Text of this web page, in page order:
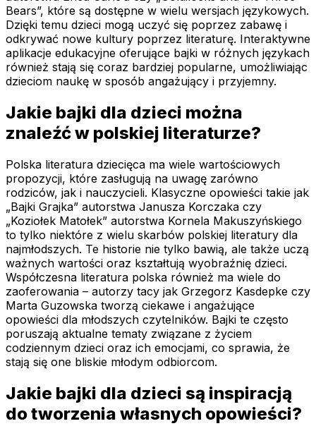
Bears”, które są dostępne w wielu wersjach językowych.
Dzięki temu dzieci mogą uczyć się poprzez zabawę i
odkrywać nowe kultury poprzez literaturę. Interaktywne
aplikacje edukacyjne oferujące bajki w różnych językach
również stają się coraz bardziej popularne, umożliwiając
dzieciom naukę w sposób angażujący i przyjemny.
Jakie bajki dla dzieci można
znaleźć w polskiej literaturze?
Polska literatura dziecięca ma wiele wartościowych
propozycji, które zasługują na uwagę zarówno
rodziców, jak i nauczycieli. Klasyczne opowieści takie jak
„Bajki Grajka” autorstwa Janusza Korczaka czy
„Koziołek Matołek” autorstwa Kornela Makuszyńskiego
to tylko niektóre z wielu skarbów polskiej literatury dla
najmłodszych. Te historie nie tylko bawią, ale także uczą
ważnych wartości oraz kształtują wyobraźnię dzieci.
Współczesna literatura polska również ma wiele do
zaoferowania – autorzy tacy jak Grzegorz Kasdepke czy
Marta Guzowska tworzą ciekawe i angażujące
opowieści dla młodszych czytelników. Bajki te często
poruszają aktualne tematy związane z życiem
codziennym dzieci oraz ich emocjami, co sprawia, że
stają się one bliskie młodym odbiorcom.
Jakie bajki dla dzieci są inspiracją
do tworzenia własnych opowieści?